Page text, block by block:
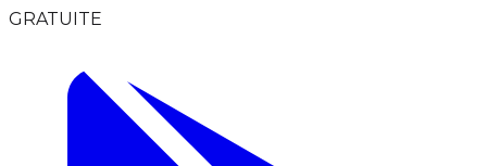
GRATUITE